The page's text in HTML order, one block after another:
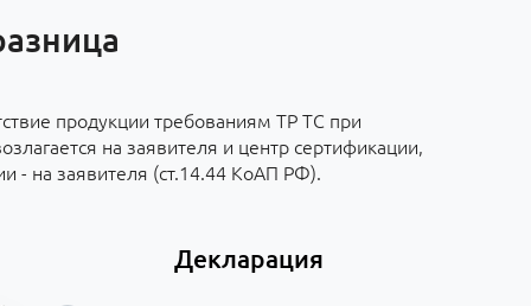
продукции требованиям ТР ТС при
на заявителя и центр сертификации,
- на заявителя (ст.14.44 КоАП РФ).
Декларация